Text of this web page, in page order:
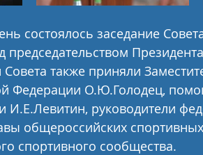
состоялось заседание
председательством
Совета также приняли
Федерации О.Ю.Голодец,
И.Е.Левитин, руководители
общероссийских
спортивного сообщества.